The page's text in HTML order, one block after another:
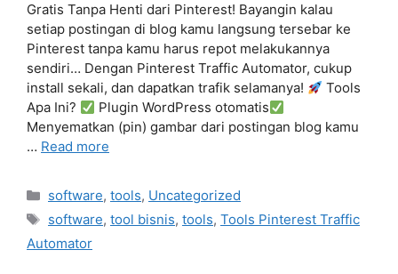
Gratis Tanpa Henti dari Pinterest! Bayangin kalau
setiap postingan di blog kamu langsung tersebar ke
Pinterest tanpa kamu harus repot melakukannya
sendiri… Dengan Pinterest Traffic Automator, cukup
install sekali, dan dapatkan trafik selamanya!
Tools
Apa Ini?
Plugin WordPress otomatis
Menyematkan (pin) gambar dari postingan blog kamu
… Read more
Categories
software, tools, Uncategorized
Tags
software, tool bisnis, tools, Tools Pinterest Traffic
Automator